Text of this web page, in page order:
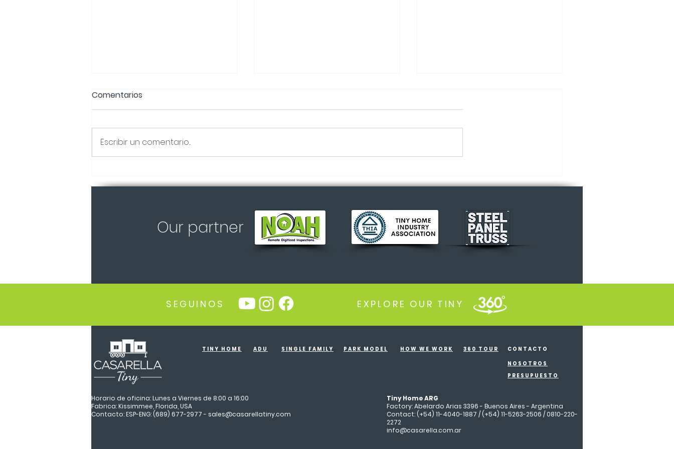
de su Tiny Home 🏡✨
para tu Tiny Home? 🌟
vida!
Comentarios
Escribir un comentario...
Our partner
SEGUINOS EXPLORE OUR TINY
TINY HOME ADU SINGLE FAMILY
Horario de oficina: Lunes a Viernes de 8:00 a 16:00
Fabrica: Kissimmee, Florida, USA
Contacto: ESP-ENG: (689) 677-2977 - sales@casarellatiny.com
PARK MODEL HOW WE WORK 360 TOUR
CONTACTO
NOSOTROS
PRESUPUESTO
Tiny Home ARG
Factory: Abelardo Arias 3396 - Buenos Aires - Argentina
Contact: (+54) 11-4040-1887 / (+54) 11-5263-2506 / 0810-220-
2272
info@casarella.com.ar